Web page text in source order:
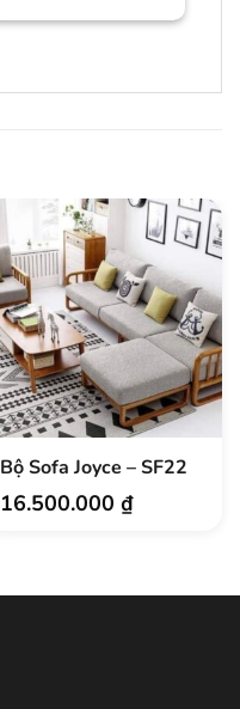
Bộ Sofa Joyce – SF22
16.500.000₫